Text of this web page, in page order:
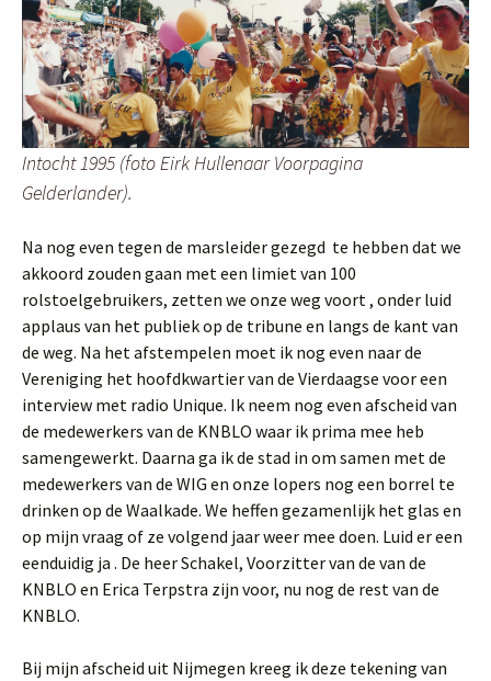
Intocht 1995 (foto Eirk Hullenaar Voorpagina
Gelderlander).
Na nog even tegen de marsleider gezegd te hebben dat we
akkoord zouden gaan met een limiet van 100
rolstoelgebruikers, zetten we onze weg voort , onder luid
applaus van het publiek op de tribune en langs de kant van
de weg. Na het afstempelen moet ik nog even naar de
Vereniging het hoofdkwartier van de Vierdaagse voor een
interview met radio Unique. Ik neem nog even afscheid van
de medewerkers van de KNBLO waar ik prima mee heb
samengewerkt. Daarna ga ik de stad in om samen met de
medewerkers van de WIG en onze lopers nog een borrel te
drinken op de Waalkade. We heffen gezamenlijk het glas en
op mijn vraag of ze volgend jaar weer mee doen. Luid er een
eenduidig ja . De heer Schakel, Voorzitter van de van de
KNBLO en Erica Terpstra zijn voor, nu nog de rest van de
KNBLO.
Bij mijn afscheid uit Nijmegen kreeg ik deze tekening van